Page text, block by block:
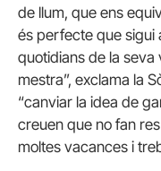
de llum, que ens
és perfecte que sigui
quotidians de la seva
mestra”, exclama la
“canviar la idea de
creuen que no fan
moltes vacances i